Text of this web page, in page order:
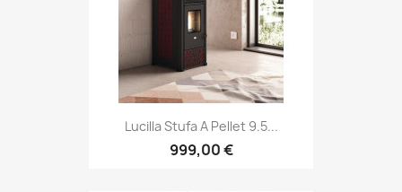
Lucilla Stufa A Pellet 9.5...
999,00 €